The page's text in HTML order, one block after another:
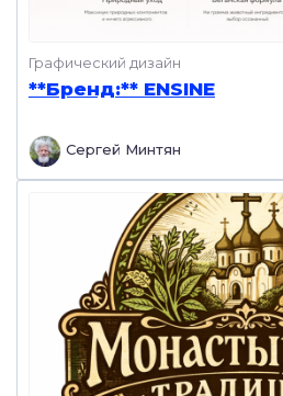
Графический дизайн
**Бренд:** ENSINE
Сергей Минтян